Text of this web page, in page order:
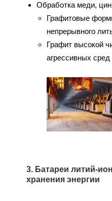
Обработка меди,
Графитовые
непрерывного
Графит высокой
агрессивных сред
3. Батареи литий-
хранения энергии